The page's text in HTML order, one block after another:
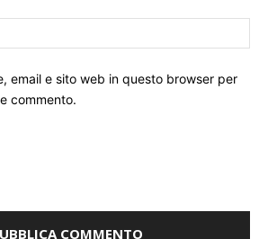
email e sito web in questo browser per
commento.